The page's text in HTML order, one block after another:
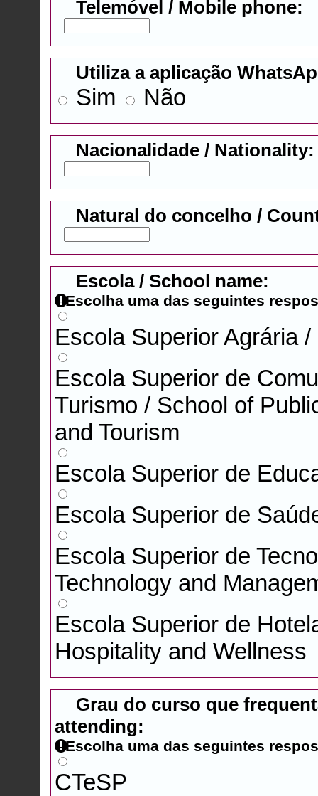
Telemóvel / Mobile phone:
Utiliza a aplicação
Sim Não
Nacionalidade / Nationality:
Natural do concelho /
Escola / School name:
Escolha uma das seguintes
Escola Superior Agrária
Escola Superior de
Turismo / School of
and Tourism
Escola Superior de
Escola Superior de
Escola Superior de
Technology and
Escola Superior de
Hospitality and Wellness
Grau do curso que
attending:
Escolha uma das seguintes
CTeSP